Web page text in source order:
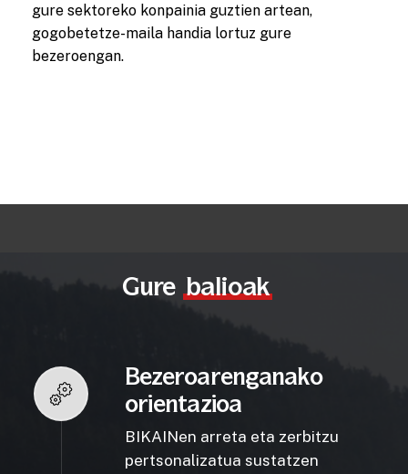
gure sektoreko konpainia guztien artean,
gogobetetze-maila handia lortuz gure
bezeroengan.
Gurebalioak
Bezeroarenganako
orientazioa
BIKAINen arreta eta zerbitzu
pertsonalizatua sustatzen